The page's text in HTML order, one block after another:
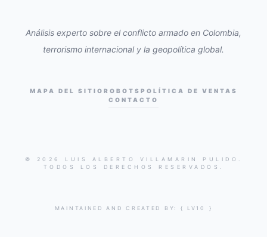
Análisis experto sobre el conflicto armado en Colombia,
terrorismo internacional y la geopolítica global.
MAPA DEL SITIO ROBOTS POLÍTICA DE VENTAS
CONTACTO
© 2026 LUIS ALBERTO VILLAMARIN PULIDO.
TODOS LOS DERECHOS RESERVADOS.
MAINTAINED AND CREATED BY: { LV10 }